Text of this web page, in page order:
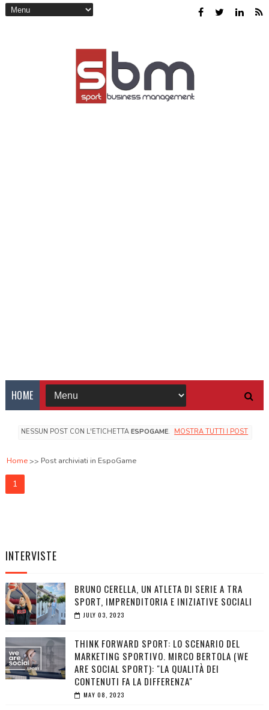
HOME
NESSUN POST CON L'ETICHETTA ESPOGAME. MOSTRA TUTTI I POST
Home Post archiviati in EspoGame
1
INTERVISTE
BRUNO CERELLA, UN ATLETA DI SERIE A TRA
SPORT, IMPRENDITORIA E INIZIATIVE SOCIALI
JULY 03, 2023
THINK FORWARD SPORT: LO SCENARIO DEL
MARKETING SPORTIVO. MIRCO BERTOLA (WE
ARE SOCIAL SPORT): "LA QUALITÀ DEI
CONTENUTI FA LA DIFFERENZA"
MAY 08, 2023